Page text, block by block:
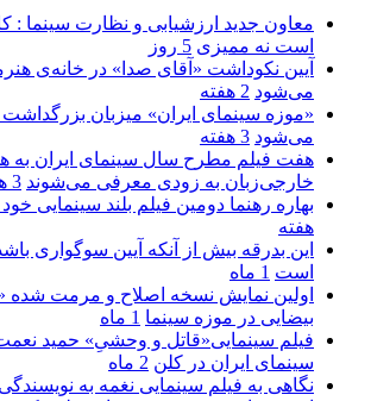
معاون جدید ارزشیابی و نظارت سینما :
است نه ممیزی 5 روز
آیین نکوداشت «آقای صدا» در خانه‌ی
می‌شود 2 هفته
«موزه سینمای ایران» میزبان
می‌شود 3 هفته
هفت فیلم مطرح سال سینمای ایران به
خارجی‌زبان به زودی معرفی می‌شوند 3 هفته
بهاره رهنما دومین فیلم بلند سینمایی
هفته
این بدرقه بیش از آنکه آیین سوگواری
است 1 ماه
اولین نمایش نسخه اصلاح و مرمت
بیضایی در موزه سینما 1 ماه
فیلم سینمایی«قاتل و وحشیِ» حمید
سینمای ایران در کلن 2 ماه
نگاهی به فیلم سینمایی نغمه به